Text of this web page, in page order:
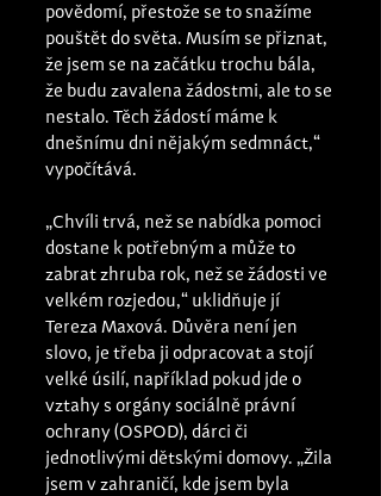
povědomí, přestože se to snažíme
pouštět do světa. Musím se přiznat,
že jsem se na začátku trochu bála,
že budu zavalena žádostmi, ale to se
nestalo. Těch žádostí máme k
dnešnímu dni nějakým sedmnáct,“
vypočítává.
„Chvíli trvá, než se nabídka pomoci
dostane k potřebným a může to
zabrat zhruba rok, než se žádosti ve
velkém rozjedou,“ uklidňuje jí
Tereza Maxová. Důvěra není jen
slovo, je třeba ji odpracovat a stojí
velké úsilí, například pokud jde o
vztahy s orgány sociálně právní
ochrany (OSPOD), dárci či
jednotlivými dětskými domovy. „Žila
jsem v zahraničí, kde jsem byla